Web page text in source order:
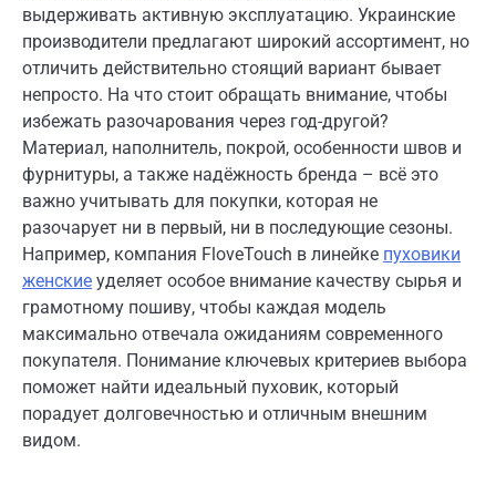
выдерживать активную эксплуатацию. Украинские
производители предлагают широкий ассортимент, но
отличить действительно стоящий вариант бывает
непросто. На что стоит обращать внимание, чтобы
избежать разочарования через год-другой?
Материал, наполнитель, покрой, особенности швов и
фурнитуры, а также надёжность бренда – всё это
важно учитывать для покупки, которая не
разочарует ни в первый, ни в последующие сезоны.
Например, компания FloveTouch в линейке пуховики
женские уделяет особое внимание качеству сырья и
грамотному пошиву, чтобы каждая модель
максимально отвечала ожиданиям современного
покупателя. Понимание ключевых критериев выбора
поможет найти идеальный пуховик, который
порадует долговечностью и отличным внешним
видом.